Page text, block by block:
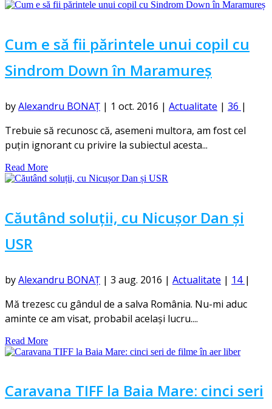
Cum e să fii părintele unui copil cu
Sindrom Down în Maramureș
byAlexandru BONAȚ | 1 oct. 2016 | Actualitate | 36 |
Trebuie să recunosc că, asemeni multora, am fost cel
puțin ignorant cu privire la subiectul acesta...
Read More
Căutând soluții, cu Nicușor Dan și
USR
byAlexandru BONAȚ | 3 aug. 2016 | Actualitate | 14 |
Mă trezesc cu gândul de a salva România. Nu-mi aduc
aminte ce am visat, probabil același lucru....
Read More
Caravana TIFF la Baia Mare: cinci seri